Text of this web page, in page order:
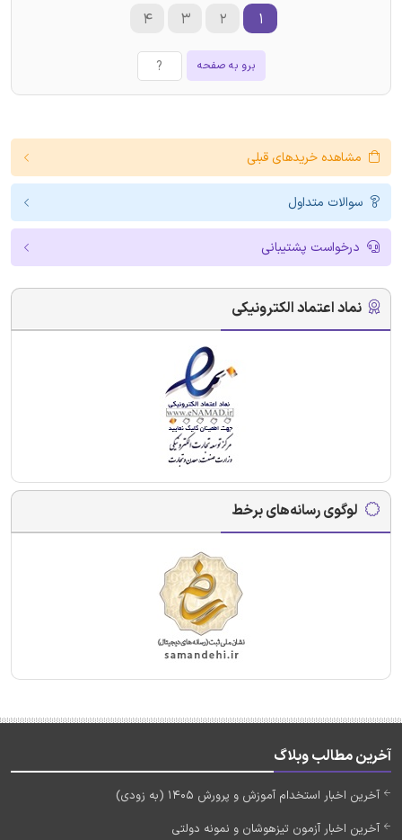
برو به صفحه
۱ ۲ ۳ ۴
مشاهده خریدهای قبلی
سوالات متداول
درخواست پشتیبانی
نماد اعتماد الکترونیکی
لوگوی رسانه‌های برخط
آخرین مطالب وبلاگ
آخرین اخبار استخدام آموزش و پرورش 1405 (به زودی)
آخرین اخبار آزمون تیزهوشان و نمونه دولتی